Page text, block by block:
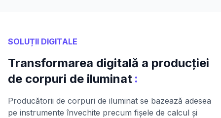
SOLUȚII DIGITALE
Transformarea digitală a producției
de corpuri de iluminat :
Producătorii de corpuri de iluminat se bazează adesea
pe instrumente învechite precum fișele de calcul și